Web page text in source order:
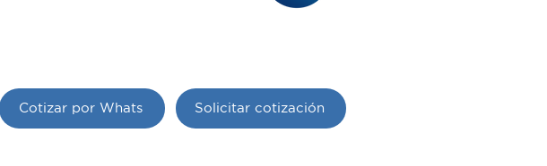
Cotizar por Whats Solicitar cotización